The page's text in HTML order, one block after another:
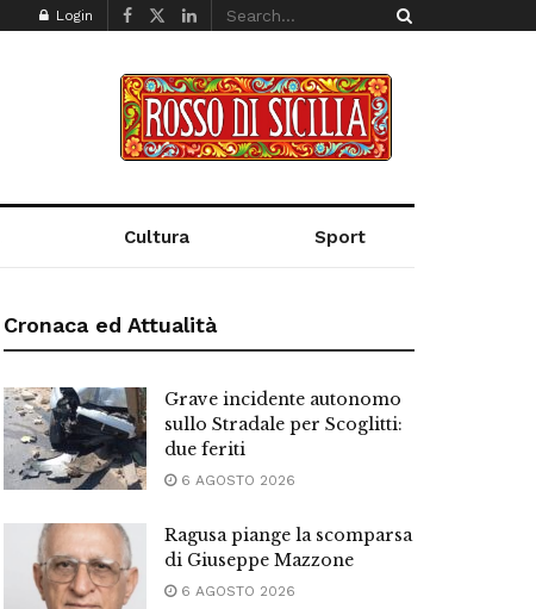
Login
Cultura Sport
Cronaca ed Attualità
Grave incidente autonomo
sullo Stradale per Scoglitti:
due feriti
6 AGOSTO 2026
Ragusa piange la scomparsa
di Giuseppe Mazzone
6 AGOSTO 2026